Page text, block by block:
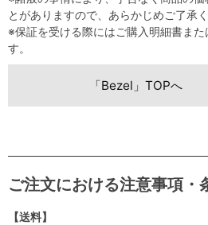
とがありますので、あらかじめご了承く
※保証を受ける際にはご購入明細書ま
す。
「Bezel」TOPへ
ご注文における注意事項・
【送料】